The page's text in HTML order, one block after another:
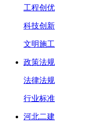
工程创优
科技创新
文明施工
政策法规
法律法规
行业标准
河北二建